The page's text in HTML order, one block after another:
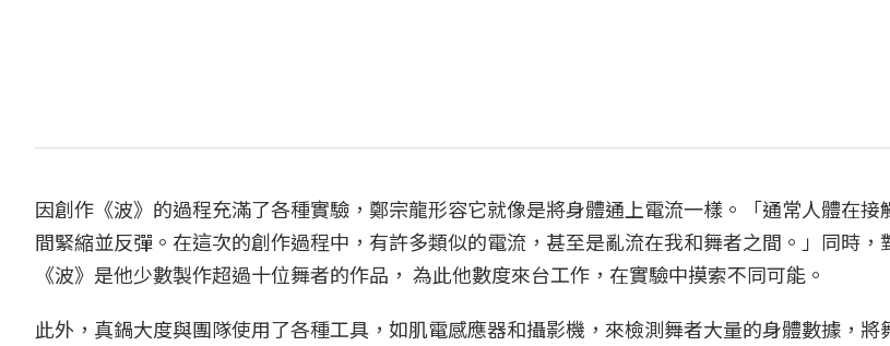
因創作《波》的過程充滿了各種實驗，鄭宗龍形容它就像是將身體通上電流一樣。「通常人體在接
間緊縮並反彈。在這次的創作過程中，有許多類似的電流，甚至是亂流在我和舞者之間。」同時，
《波》是他少數製作超過十位舞者的作品， 為此他數度來台工作，在實驗中摸索不同可能。
此外，真鍋大度與團隊使用了各種工具，如肌電感應器和攝影機，來檢測舞者大量的身體數據，將